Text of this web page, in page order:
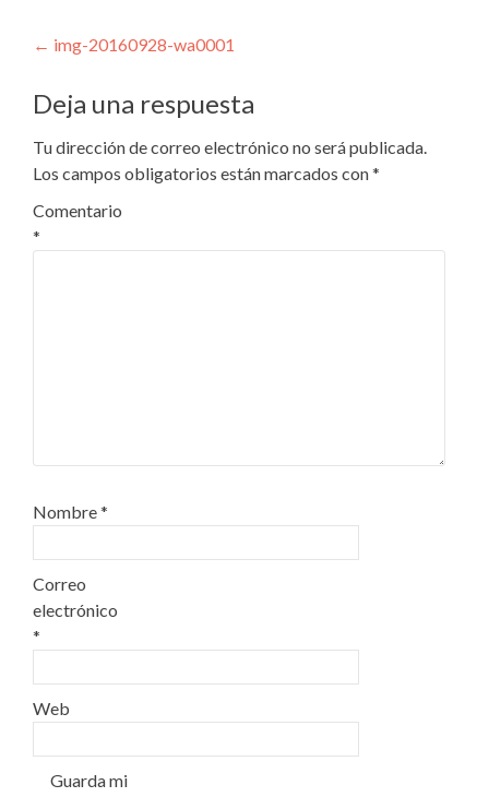
Navegación
de
entradas
← img-20160928-wa0001
Deja una respuesta
Tu dirección de correo electrónico no será publicada.
Los campos obligatorios están marcados con*
Comentario
*
Nombre*
Correo
electrónico
*
Web
Guarda mi